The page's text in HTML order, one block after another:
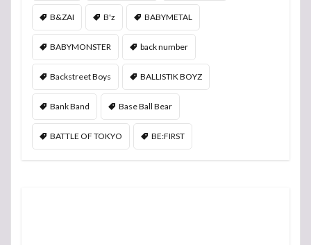
B&ZAI B'z BABYMETAL
BABYMONSTER back number
Backstreet Boys BALLISTIK BOYZ
Bank Band Base Ball Bear
BATTLE OF TOKYO BE:FIRST